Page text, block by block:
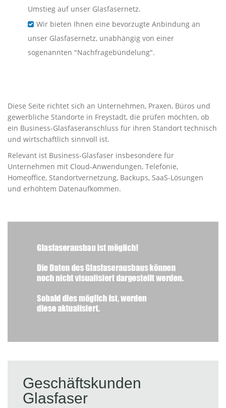
Umstieg auf unser Glasfasernetz.
Wir bieten Ihnen eine bevorzugte Anbindung an
unser Glasfasernetz, unabhängig von einer
sogenannten "Nachfragebündelung".
Diese Seite richtet sich an Unternehmen, Praxen, Büros und
gewerbliche Standorte in Freystadt, die prüfen möchten, ob
ein Business-Glasfaseranschluss für ihren Standort technisch
und wirtschaftlich sinnvoll ist.
Relevant ist Business-Glasfaser insbesondere für
Unternehmen mit Cloud-Anwendungen, Telefonie,
Homeoffice, Standortvernetzung, Backups, SaaS-Lösungen
und erhöhtem Datenaufkommen.
Geschäftskunden
Glasfaser